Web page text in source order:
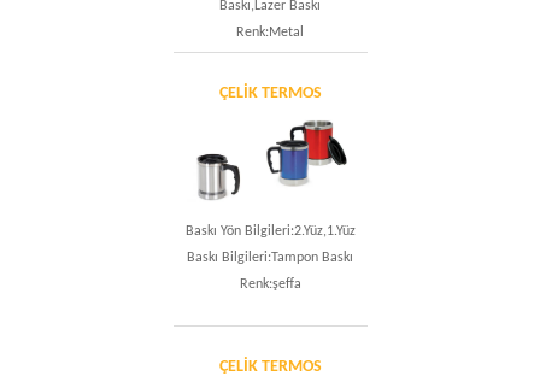
Baskı,Lazer Baskı
Renk:Metal
ÇELIK TERMOS
Baskı Yön Bilgileri:2.Yüz,1.Yüz
Baskı Bilgileri:Tampon Baskı
Renk:şeffa
ÇELIK TERMOS